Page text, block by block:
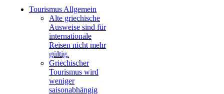
Tourismus Allgemein
Alte griechische
Ausweise sind für
internationale
Reisen nicht mehr
gültig.
Griechischer
Tourismus wird
weniger
saisonabhängig